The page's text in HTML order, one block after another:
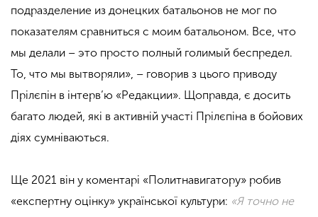
подразделение из донецких батальонов не мог по
показателям сравниться с моим батальоном. Все, что
мы делали – это просто полный голимый беспредел.
То, что мы вытворяли», – говорив з цього приводу
Прілєпін в інтерв’ю «Редакции». Щоправда, є досить
багато людей, які в активній участі Прілєпіна в бойових
діях сумніваються.
Ще 2021 він у коментарі «Политнавигатору» робив
«експертну оцінку» української культури: «Я точно не